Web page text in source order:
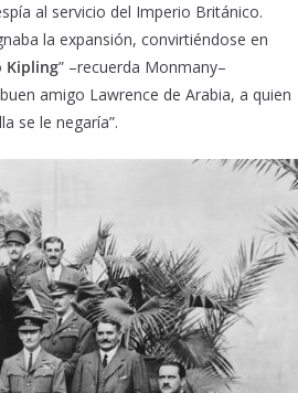
al servicio del Imperio Británico.
la expansión, convirtiéndose en
Kipling” –recuerda Monmany–
amigo Lawrence de Arabia, a quien
se le negaría”.